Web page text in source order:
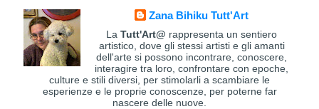
Zana Bihiku Tutt'Art
LaTutt'Art@ rappresenta un sentiero
artistico, dove gli stessi artisti e gli amanti
dell'arte si possono incontrare, conoscere,
interagire tra loro, confrontare con epoche,
culture e stili diversi, per stimolarli a scambiare le
esperienze e le proprie conoscenze, per poterne far
nascere delle nuove.